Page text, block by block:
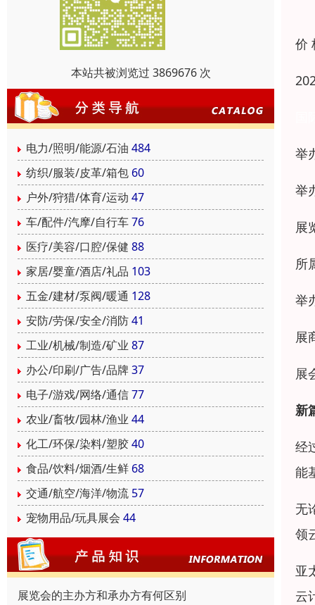
本站共被浏览过 3869676 次
电力/照明/能源/石油 484
纺织/服装/皮革/箱包 60
户外/狩猎/体育/运动 47
车/配件/汽摩/自行车76
医疗/美容/口腔/保健 88
家居/婴童/酒店/礼品 103
五金/建材/泵阀/暖通 128
安防/劳保/安全/消防41
工业/机械/制造/矿业 87
办公/印刷/广告/品牌37
电子/游戏/网络/通信77
农业/畜牧/园林/渔业 44
化工/环保/染料/塑胶40
食品/饮料/烟酒/生鲜 68
交通/航空/海洋/物流 57
宠物用品/玩具展会 44
展览会的主办方和承办方有何区别
价
举
举
展
所
举
展
展
新
经
能
无
领
亚
云